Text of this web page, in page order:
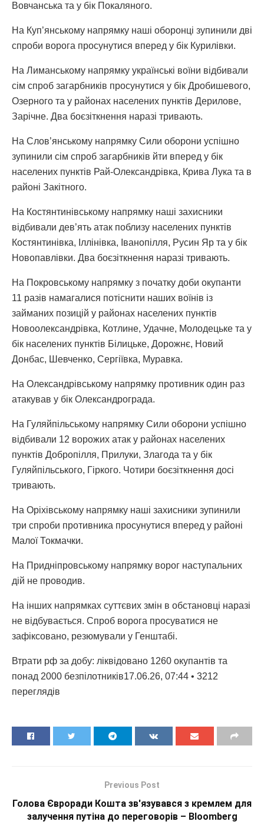
Вовчанська та у бік Покаляного.
На Куп’янському напрямку наші оборонці зупинили дві
спроби ворога просунутися вперед у бік Курилівки.
На Лиманському напрямку українські воїни відбивали
сім спроб загарбників просунутися у бік Дробишевого,
Озерного та у районах населених пунктів Дерилове,
Зарічне. Два боєзіткнення наразі тривають.
На Слов’янському напрямку Сили оборони успішно
зупинили сім спроб загарбників йти вперед у бік
населених пунктів Рай-Олександрівка, Крива Лука та в
районі Закітного.
На Костянтинівському напрямку наші захисники
відбивали дев’ять атак поблизу населених пунктів
Костянтинівка, Іллінівка, Іванопілля, Русин Яр та у бік
Новопавлівки. Два боєзіткнення наразі тривають.
На Покровському напрямку з початку доби окупанти
11 разів намагалися потіснити наших воїнів із
займаних позицій у районах населених пунктів
Новоолександрівка, Котлине, Удачне, Молодецьке та у
бік населених пунктів Білицьке, Дорожнє, Новий
Донбас, Шевченко, Сергіївка, Муравка.
На Олександрівському напрямку противник один раз
атакував у бік Олександрограда.
На Гуляйпільському напрямку Сили оборони успішно
відбивали 12 ворожих атак у районах населених
пунктів Добропілля, Прилуки, Злагода та у бік
Гуляйпільського, Гіркого. Чотири боєзіткнення досі
тривають.
На Оріхівському напрямку наші захисники зупинили
три спроби противника просунутися вперед у районі
Малої Токмачки.
На Придніпровському напрямку ворог наступальних
дій не проводив.
На інших напрямках суттєвих змін в обстановці наразі
не відбувається. Спроб ворога просуватися не
зафіксовано, резюмували у Генштабі.
Втрати рф за добу: ліквідовано 1260 окупантів та
понад 2000 безпілотників17.06.26, 07:44 • 3212
переглядiв
Previous Post
Голова Євроради Кошта зв'язувався з кремлем для
залучення путіна до переговорів – Bloomberg